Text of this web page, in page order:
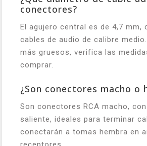
conectores?
El agujero central es de 4,7 mm,
cables de audio de calibre
más gruesos, verifica las
comprar.
¿Son conectores macho o
Son conectores RCA macho,
saliente, ideales para terminar
conectarán a tomas hembra en